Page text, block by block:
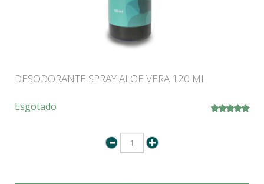
DESODORANTE SPRAY ALOE VERA 120 ML
Esgotado